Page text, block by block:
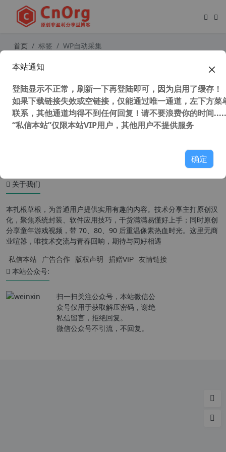
首页 标签 WP自动采集
WordPress自动采集发布插件专业版
关于我们
本扎根草根，为普通用户提供实用有趣的内容。技术分享主打原创汉
化，聚焦系统封装、软件应用技巧，干货满满易懂好上手；同时原创
分享童年游戏视频，带 70、80、90 后重温像素热血时光。这里无商
业喧嚣，唯技术交流与青春回响，期待与同好相遇
私信本站 广告合作 版权声明 捐赠VIP 友情链接
本站公众号:
扫一扫关注公众号，本站微信公
众号仅用于获取解压密码，谢绝
私信留言，拒绝回复。
微信公众号不引流，不回复。
本站通知
登陆显示不正常，刷新一下再登陆即可，因为启用了缓存！
如果下载链接失效或空链接，仅能通过唯一通道，左下方菜
联系，其他通道均得不到任何回复！请不要浪费你的时间
“私信本站”仅限本站VIP用户，其他用户不提供服务
确定